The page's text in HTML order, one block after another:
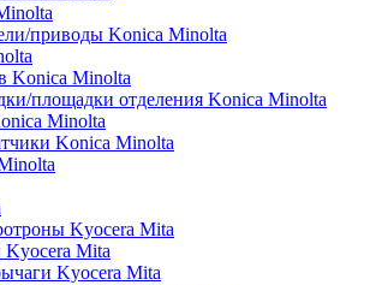
приводы Konica Minolta
Konica Minolta
площадки отделения Konica Minolta
Minolta
Konica Minolta
Kyocera Mita
Kyocera Mita
Kyocera Mita